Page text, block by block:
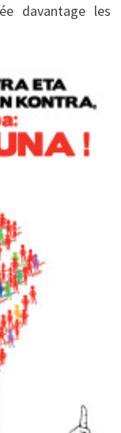
davantage les